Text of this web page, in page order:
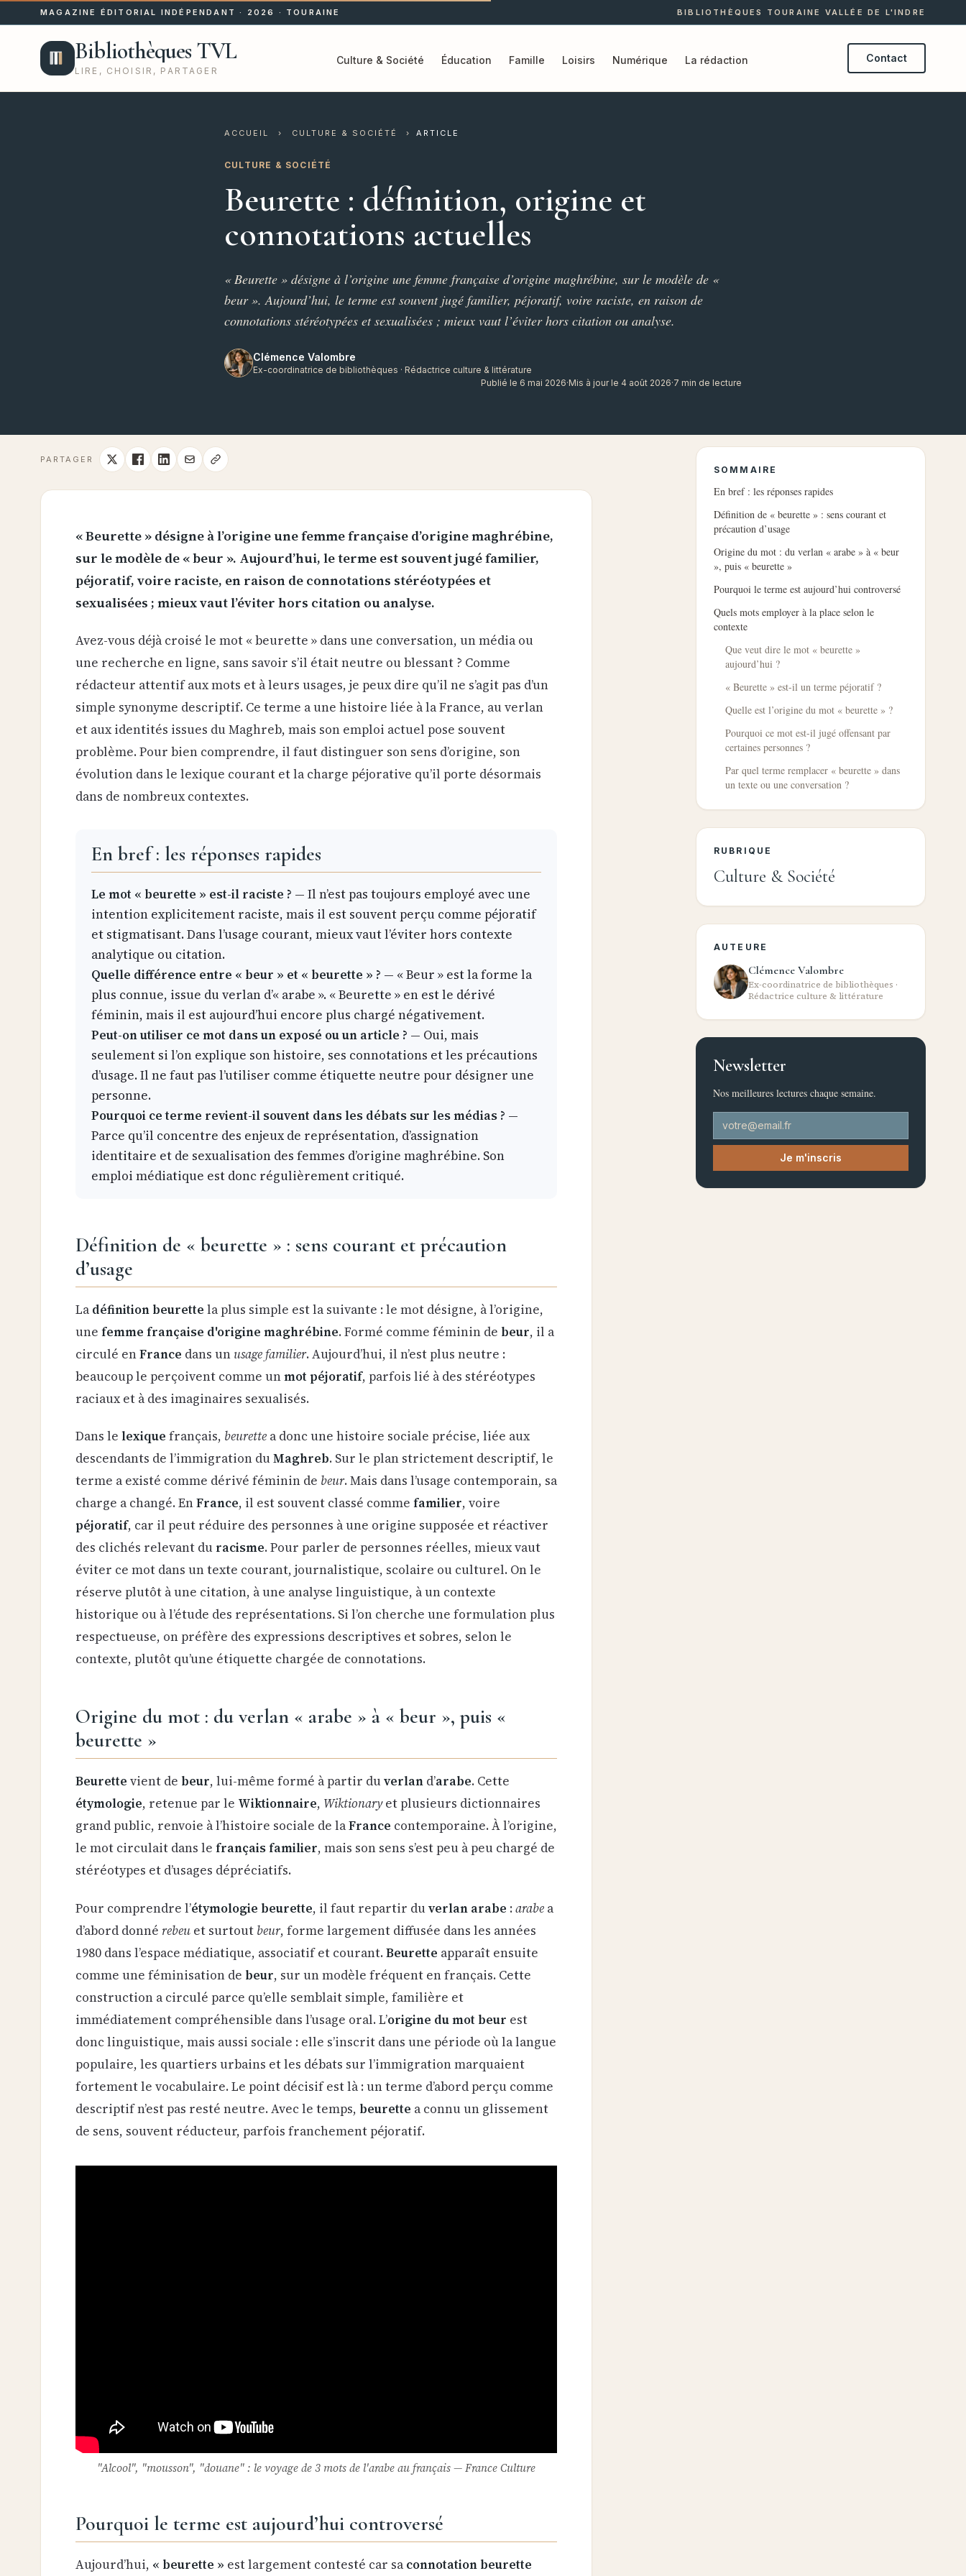
MAGAZINE ÉDITORIAL INDÉPENDANT · 2026 · TOURAINE BIBLIOTHÈQUES TOURAINE VALLÉE DE L'INDRE
Bibliothèques TVL
LIRE, CHOISIR, PARTAGER
Culture & Société Éducation Famille Loisirs Numérique La rédaction Contact
ACCUEIL › CULTURE & SOCIÉTÉ › ARTICLE
CULTURE & SOCIÉTÉ
Beurette : définition, origine et
connotations actuelles
« Beurette » désigne à l’origine une femme française d’origine maghrébine, sur le modèle de «
beur ». Aujourd’hui, le terme est souvent jugé familier, péjoratif, voire raciste, en raison de
connotations stéréotypées et sexualisées ; mieux vaut l’éviter hors citation ou analyse.
Clémence Valombre
Ex-coordinatrice de bibliothèques · Rédactrice culture & littérature
Publié le 6 mai 2026·Mis à jour le 4 août 2026·7 min de lecture
PARTAGER
« Beurette » désigne à l’origine une femme française d’origine maghrébine,
sur le modèle de « beur ». Aujourd’hui, le terme est souvent jugé familier,
péjoratif, voire raciste, en raison de connotations stéréotypées et
sexualisées ; mieux vaut l’éviter hors citation ou analyse.
Avez-vous déjà croisé le mot « beurette » dans une conversation, un média ou
une recherche en ligne, sans savoir s’il était neutre ou blessant ? Comme
rédacteur attentif aux mots et à leurs usages, je peux dire qu’il ne s’agit pas d’un
simple synonyme descriptif. Ce terme a une histoire liée à la France, au verlan
et aux identités issues du Maghreb, mais son emploi actuel pose souvent
problème. Pour bien comprendre, il faut distinguer son sens d’origine, son
évolution dans le lexique courant et la charge péjorative qu’il porte désormais
dans de nombreux contextes.
En bref : les réponses rapides
Le mot « beurette » est-il raciste ? — Il n’est pas toujours employé avec une
intention explicitement raciste, mais il est souvent perçu comme péjoratif
et stigmatisant. Dans l’usage courant, mieux vaut l’éviter hors contexte
analytique ou citation.
Quelle différence entre « beur » et « beurette » ? — « Beur » est la forme la
plus connue, issue du verlan d’« arabe ». « Beurette » en est le dérivé
féminin, mais il est aujourd’hui encore plus chargé négativement.
Peut-on utiliser ce mot dans un exposé ou un article ? — Oui, mais
seulement si l’on explique son histoire, ses connotations et les précautions
d’usage. Il ne faut pas l’utiliser comme étiquette neutre pour désigner une
personne.
Pourquoi ce terme revient-il souvent dans les débats sur les médias ? —
Parce qu’il concentre des enjeux de représentation, d’assignation
identitaire et de sexualisation des femmes d’origine maghrébine. Son
emploi médiatique est donc régulièrement critiqué.
Définition de « beurette » : sens courant et précaution
d’usage
La définition beurette la plus simple est la suivante : le mot désigne, à l’origine,
une femme française d'origine maghrébine. Formé comme féminin de beur, il a
circulé enFrance dans un usage familier. Aujourd’hui, il n’est plus neutre :
beaucoup le perçoivent comme unmot péjoratif, parfois lié à des stéréotypes
raciaux et à des imaginaires sexualisés.
Dans le lexique français, beurette a donc une histoire sociale précise, liée aux
descendants de l’immigration duMaghreb. Sur le plan strictement descriptif, le
terme a existé comme dérivé féminin de beur. Mais dans l’usage contemporain, sa
charge a changé. EnFrance, il est souvent classé comme familier, voire
péjoratif, car il peut réduire des personnes à une origine supposée et réactiver
des clichés relevant du racisme. Pour parler de personnes réelles, mieux vaut
éviter ce mot dans un texte courant, journalistique, scolaire ou culturel. On le
réserve plutôt à une citation, à une analyse linguistique, à un contexte
historique ou à l’étude des représentations. Si l’on cherche une formulation plus
respectueuse, on préfère des expressions descriptives et sobres, selon le
contexte, plutôt qu’une étiquette chargée de connotations.
Origine du mot : du verlan « arabe » à « beur », puis «
beurette »
Beurette vient de beur, lui-même formé à partir duverlan d’arabe. Cette
étymologie, retenue par le Wiktionnaire, Wiktionaryet plusieurs dictionnaires
grand public, renvoie à l’histoire sociale de laFrance contemporaine. À l’origine,
le mot circulait dans le français familier, mais son sens s’est peu à peu chargé de
stéréotypes et d’usages dépréciatifs.
Pour comprendre l’étymologie beurette, il faut repartir duverlan arabe :arabe a
d’abord donné rebeu et surtout beur, forme largement diffusée dans les années
1980 dans l’espace médiatique, associatif et courant.Beurette apparaît ensuite
comme une féminisation de beur, sur un modèle fréquent en français. Cette
construction a circulé parce qu’elle semblait simple, familière et
immédiatement compréhensible dans l’usage oral. L’origine du mot beur est
donc linguistique, mais aussi sociale : elle s’inscrit dans une période où la langue
populaire, les quartiers urbains et les débats sur l’immigration marquaient
fortement le vocabulaire. Le point décisif est là : un terme d’abord perçu comme
descriptif n’est pas resté neutre. Avec le temps, beurette a connu un glissement
de sens, souvent réducteur, parfois franchement péjoratif.
"Alcool", "mousson", "douane" : le voyage de 3 mots de l'arabe au français — France Culture
Pourquoi le terme est aujourd’hui controversé
Aujourd’hui, « beurette » est largement contesté car sa connotation beurette
SOMMAIRE
En bref : les réponses rapides
Définition de « beurette » : sens courant et
précaution d’usage
Origine du mot : du verlan « arabe » à « beur
», puis « beurette »
Pourquoi le terme est aujourd’hui controversé
Quels mots employer à la place selon le
contexte
Que veut dire le mot « beurette »
aujourd’hui ?
« Beurette » est-il un terme péjoratif ?
Quelle est l’origine du mot « beurette » ?
Pourquoi ce mot est-il jugé offensant par
certaines personnes ?
Par quel terme remplacer « beurette » dans
un texte ou une conversation ?
RUBRIQUE
Culture & Société
AUTEURE
Clémence Valombre
Ex-coordinatrice de bibliothèques ·
Rédactrice culture & littérature
Newsletter
Nos meilleures lectures chaque semaine.
Je m'inscris